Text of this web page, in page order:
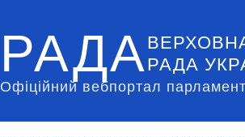
РАДА РАДА
Офіційний вебпортал